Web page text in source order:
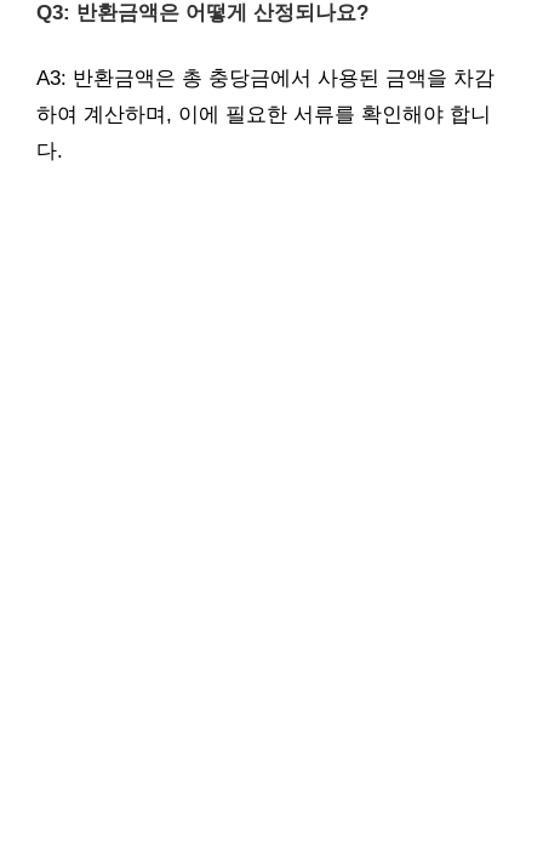
Q3: 반환금액은 어떻게 산정되나요?
A3: 반환금액은 총 충당금에서 사용된 금액을 차감
하여 계산하며, 이에 필요한 서류를 확인해야 합니
다.